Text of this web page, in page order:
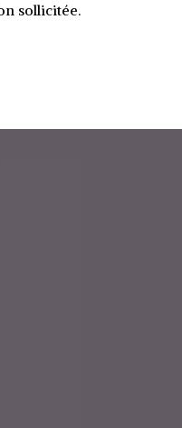
sollicitée.